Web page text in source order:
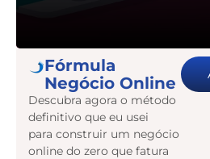
Fórmula
Negócio Online
Descubra agora o método
definitivo que eu usei
para construir um negócio
online do zero que fatura